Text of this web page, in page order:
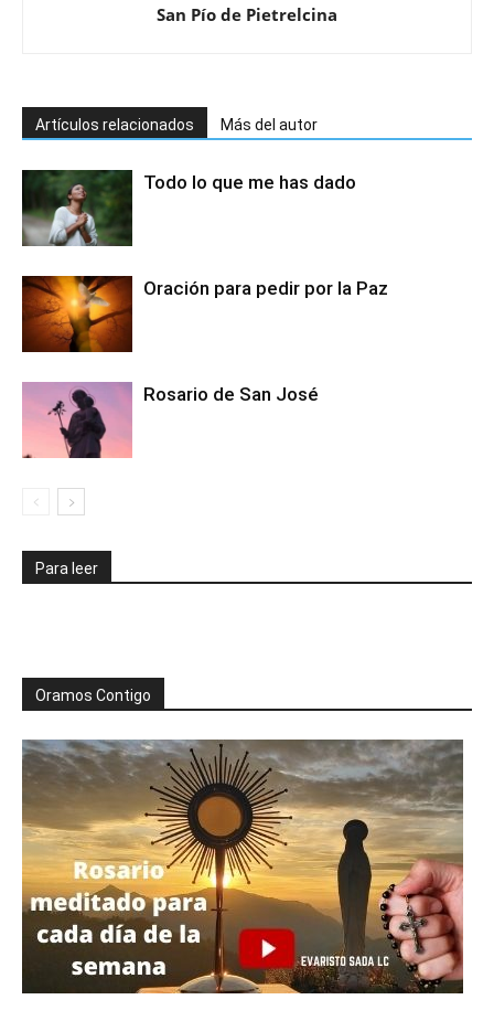
San Pío de Pietrelcina
Artículos relacionados Más del autor
Todo lo que me has dado
Oración para pedir por la Paz
Rosario de San José
Para leer
Oramos Contigo